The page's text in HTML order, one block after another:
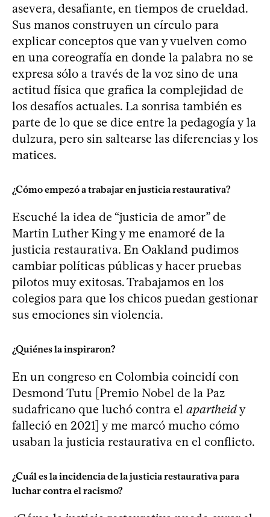
asevera, desafiante, en tiempos de crueldad.
Sus manos construyen un círculo para
explicar conceptos que van y vuelven como
en una coreografía en donde la palabra no se
expresa sólo a través de la voz sino de una
actitud física que grafica la complejidad de
los desafíos actuales. La sonrisa también es
parte de lo que se dice entre la pedagogía y la
dulzura, pero sin saltearse las diferencias y los
matices.
¿Cómo empezó a trabajar en justicia restaurativa?
Escuché la idea de “justicia de amor” de
Martin Luther King y me enamoré de la
justicia restaurativa. En Oakland pudimos
cambiar políticas públicas y hacer pruebas
pilotos muy exitosas. Trabajamos en los
colegios para que los chicos puedan gestionar
sus emociones sin violencia.
¿Quiénes la inspiraron?
En un congreso en Colombia coincidí con
Desmond Tutu [Premio Nobel de la Paz
sudafricano que luchó contra el apartheidy
falleció en 2021] y me marcó mucho cómo
usaban la justicia restaurativa en el conflicto.
¿Cuál es la incidencia de la justicia restaurativa para
luchar contra el racismo?